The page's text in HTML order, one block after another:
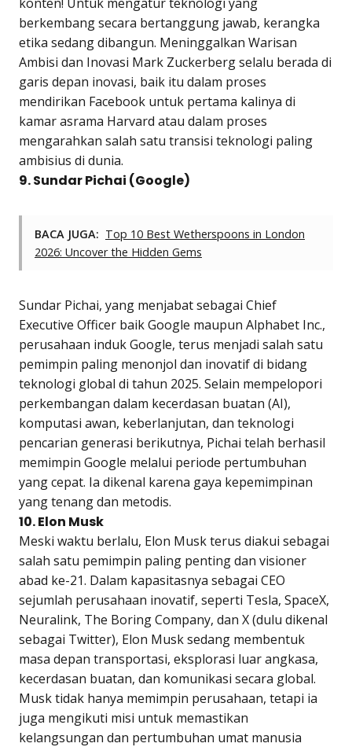
berkembang secara bertanggung jawab, kerangka
etika sedang dibangun. Meninggalkan Warisan
Ambisi dan Inovasi Mark Zuckerberg selalu berada di
garis depan inovasi, baik itu dalam proses
mendirikan Facebook untuk pertama kalinya di
kamar asrama Harvard atau dalam proses
mengarahkan salah satu transisi teknologi paling
ambisius di dunia.
9. Sundar Pichai (Google)
BACA JUGA: Top 10 Best Wetherspoons in London
2026: Uncover the Hidden Gems
Sundar Pichai, yang menjabat sebagai Chief
Executive Officer baik Google maupun Alphabet Inc.,
perusahaan induk Google, terus menjadi salah satu
pemimpin paling menonjol dan inovatif di bidang
teknologi global di tahun 2025. Selain mempelopori
perkembangan dalam kecerdasan buatan (AI),
komputasi awan, keberlanjutan, dan teknologi
pencarian generasi berikutnya, Pichai telah berhasil
memimpin Google melalui periode pertumbuhan
yang cepat. Ia dikenal karena gaya kepemimpinan
yang tenang dan metodis.
10. Elon Musk
Meski waktu berlalu, Elon Musk terus diakui sebagai
salah satu pemimpin paling penting dan visioner
abad ke-21. Dalam kapasitasnya sebagai CEO
sejumlah perusahaan inovatif, seperti Tesla, SpaceX,
Neuralink, The Boring Company, dan X (dulu dikenal
sebagai Twitter), Elon Musk sedang membentuk
masa depan transportasi, eksplorasi luar angkasa,
kecerdasan buatan, dan komunikasi secara global.
Musk tidak hanya memimpin perusahaan, tetapi ia
juga mengikuti misi untuk memastikan
kelangsungan dan pertumbuhan umat manusia